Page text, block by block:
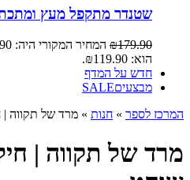
שטנדר מתקפל מעץ
₪179.90 המחיר המקורי היה: ₪179.90.
הוא: ₪119.90.
חדש על המדף
מבצעיםSALE
המרכז לספר » חנות » מרד של תקווה |
מרד של תקווה |